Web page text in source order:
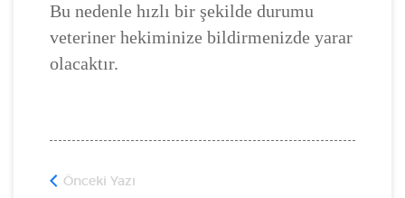
Bu nedenle hızlı bir şekilde durumu
veteriner hekiminize bildirmenizde yarar
olacaktır.
Önceki Yazı